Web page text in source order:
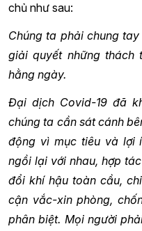
chủ như sau:
Chúng ta phải chung
giải quyết những thách
hằng ngày.
Đại dịch Covid-19 đã
chúng ta cần sát cánh
động vì mục tiêu và lợi
ngồi lại với nhau, hợp
đổi khí hậu toàn cầu,
cận vắc-xin phòng,
phân biệt. Mọi người